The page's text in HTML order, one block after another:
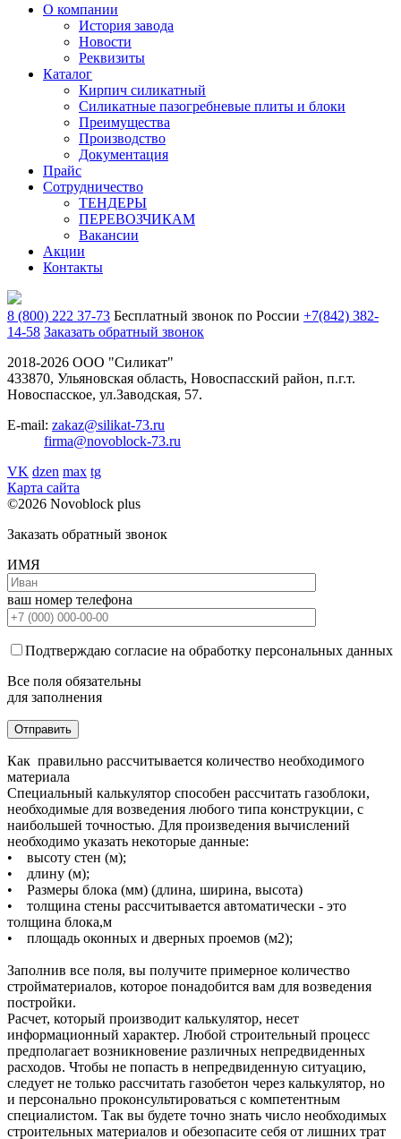
О компании
История завода
Новости
Реквизиты
Каталог
Кирпич силикатный
Силикатные пазогребневые плиты и блоки
Преимущества
Производство
Документация
Прайс
Сотрудничество
ТЕНДЕРЫ
ПЕРЕВОЗЧИКАМ
Вакансии
Акции
Контакты
8 (800) 222 37-73 Бесплатный звонок по России +7(842) 382-
14-58 Заказать обратный звонок
2018-2026 ООО "Силикат"
433870, Ульяновская область, Новоспасский район, п.г.т.
Новоспасское, ул.Заводская, 57.
E-mail: zakaz@silikat-73.ru
firma@novoblock-73.ru
VK dzen max tg
Карта сайта
©2026 Novoblock plus
Заказать обратный звонок
ИМЯ
ваш номер телефона
Подтверждаю согласие на обработку персональных данных
Все поля обязательны
для заполнения
Как правильно рассчитывается количество необходимого
материала
Специальный калькулятор способен рассчитать газоблоки,
необходимые для возведения любого типа конструкции, с
наибольшей точностью. Для произведения вычислений
необходимо указать некоторые данные:
• высоту стен (м);
• длину (м);
• Размеры блока (мм) (длина, ширина, высота)
• толщина стены рассчитывается автоматически - это
толщина блока,м
• площадь оконных и дверных проемов (м2);
Заполнив все поля, вы получите примерное количество
стройматериалов, которое понадобится вам для возведения
постройки.
Расчет, который производит калькулятор, несет
информационный характер. Любой строительный процесс
предполагает возникновение различных непредвиденных
расходов. Чтобы не попасть в непредвиденную ситуацию,
следует не только рассчитать газобетон через калькулятор, но
и персонально проконсультироваться с компетентным
специалистом. Так вы будете точно знать число необходимых
строительных материалов и обезопасите себя от лишних трат